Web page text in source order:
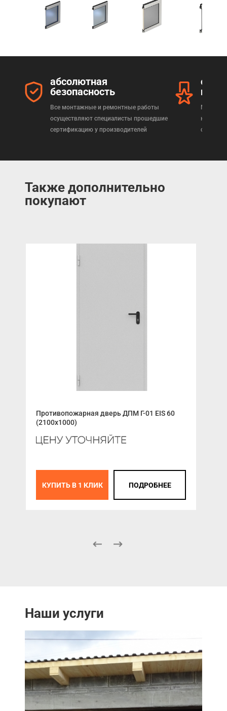
абсолютная
безопасность
Все монтажные и ремонтные работы
осуществляют специалисты прошедшие
сертификацию у производителей
Мы
Также дополнительно
покупают
Противопожарная дверь ДПМ Г-01 EIS 60
(2100x1000)
КУПИТЬ В 1 КЛИК ПОДРОБНЕЕ
Наши услуги